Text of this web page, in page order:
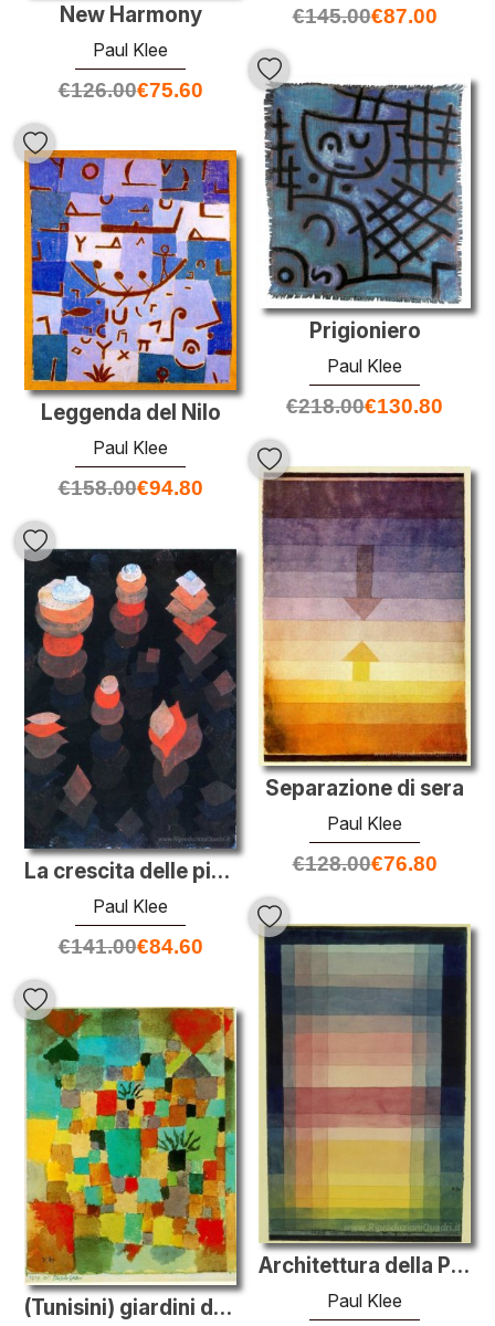
€145.00€87.00
New Harmony
Paul Klee
€126.00€75.60
Prigioniero
Paul Klee
€218.00€130.80
Leggenda del Nilo
Paul Klee
€158.00€94.80
Separazione di sera
Paul Klee
€128.00€76.80
La crescita delle piante notturne
Paul Klee
€141.00€84.60
Architettura della Piana
Paul Klee
(Tunisini) giardini del Sud